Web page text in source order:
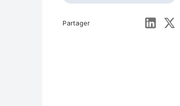
Partager